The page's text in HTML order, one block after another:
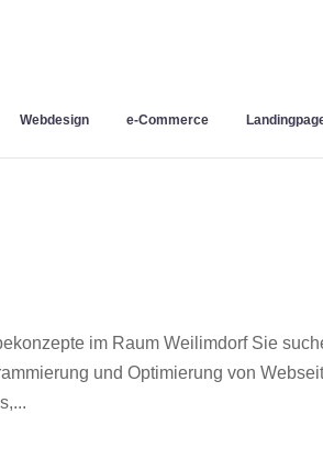
Webdesign e-Commerce
im Raum Weilimdorf Sie
und Optimierung von